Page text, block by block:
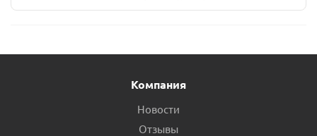
Компания
Новости
Отзывы